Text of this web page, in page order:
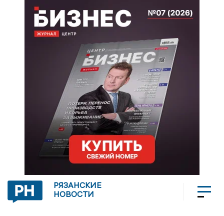
РЯЗАНСКИЕ
НОВОСТИ